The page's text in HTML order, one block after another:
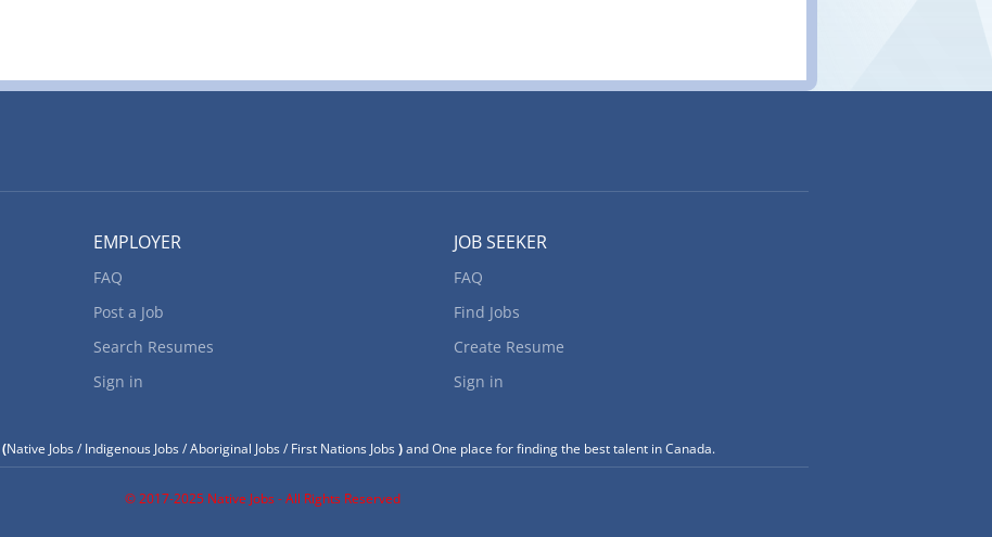
EMPLOYER
FAQ
Post a Job
Search Resumes
Sign in
JOB SEEKER
FAQ
Find Jobs
Create Resume
Sign in
(Native Jobs / Indigenous Jobs / Aboriginal Jobs / First Nations Jobs)and One place for finding the best talent in Canada.
© 2017-2025 Native Jobs - All Rights Reserved